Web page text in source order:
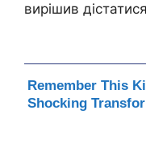
вирішив